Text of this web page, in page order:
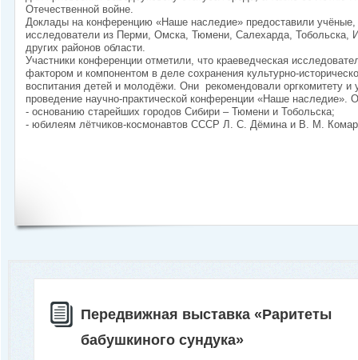
Отечественной войне.
Доклады на конференцию «Наше наследие» предоставили учёные,
исследователи из Перми, Омска, Тюмени, Салехарда, Тобольска,
других районов области.
Участники конференции отметили, что краеведческая
фактором и компонентом в деле сохранения культурно-
воспитания детей и молодёжи. Они рекомендовали оргкомитету и
проведение научно-практической конференции «Наше
- основанию старейших городов Сибири – Тюмени и Тобольска;
- юбилеям лётчиков-космонавтов СССР Л. С. Дёмина и В. М.
Передвижная выставка «Раритеты
бабушкиного сундука»